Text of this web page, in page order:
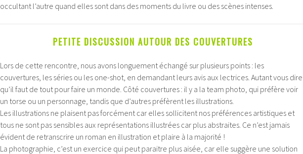
occultant l’autre quand elles sont dans des moments du livre ou des scènes intenses.
PETITE DISCUSSION AUTOUR DES COUVERTURES
Lors de cette rencontre, nous avons longuement échangé sur plusieurs points : les
couvertures, les séries ou les one-shot, en demandant leurs avis aux lectrices. Autant vous
qu’il faut de tout pour faire un monde. Côté couvertures : il y a la team photo, qui préfère voir
un torse ou un personnage, tandis que d’autres préfèrent les illustrations.
Les illustrations ne plaisent pas forcément car elles sollicitent nos préférences artistiques et
tous ne sont pas sensibles aux représentations illustrées car plus abstraites. Ce n’est jamais
évident de retranscrire un roman en illustration et plaire à la majorité !
La photographie, c’est un exercice qui peut paraitre plus aisée, car elle suggère une solution